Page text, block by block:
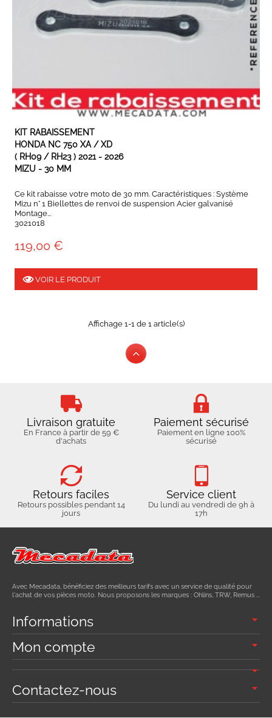
KIT RABAISSEMENT
HONDA NC 750 XA / XD
( RH09 / RH23 ) 2021 - 2026
MIZU - 30 MM
Ce kit rabaisse votre moto de 30 mm. Caractéristiques : Système
Mizu n° 1 Biellettes de renvoi de suspension Acier galvanisé
Montage...
3021018
119,00 €
VOIR LE PRODUIT
Affichage 1-1 de 1 article(s)
Livraison gratuite
En France à partir de 59 €
d'achats
Paiement sécurisé
Paiement en ligne 100%
sécurisé
Retours faciles
Retours possibles pendant 14
jours
Service client
Du lundi au vendredi de 9h à
17h
Avec Mecadata, bénéficiez des meilleurs tarifs avec un service de qualité pour
l'achat de vos pièces moto. Nous proposons les marques : Ohlins, TRW, Remus ...
Informations
Mon compte
Contactez-nous